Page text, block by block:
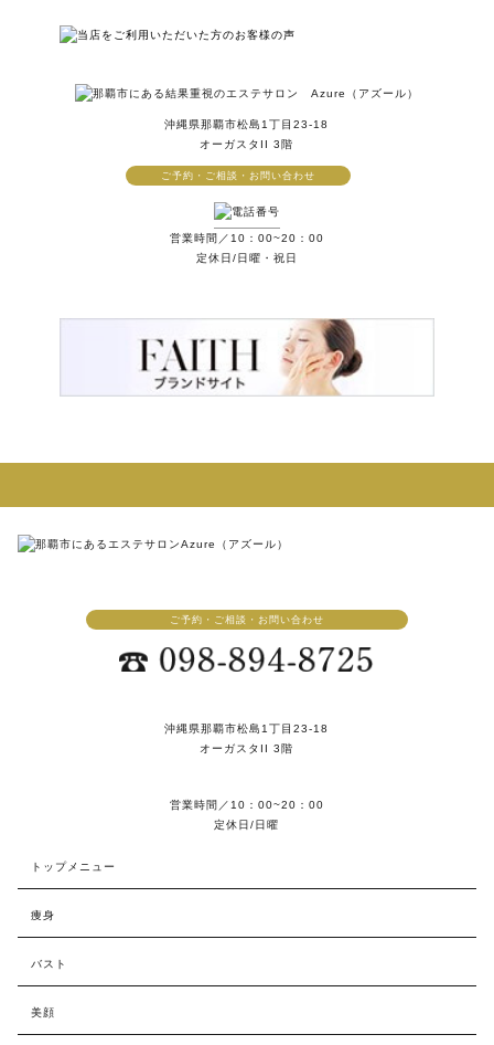
沖縄県那覇市松島1丁目23-18
オーガスタII 3階
ご予約・ご相談・お問い合わせ
営業時間／10：00~20：00
定休日/日曜・祝日
ご予約・ご相談・お問い合わせ
沖縄県那覇市松島1丁目23-18
オーガスタII 3階
営業時間／10：00~20：00
定休日/日曜
トップメニュー
痩身
バスト
美顔